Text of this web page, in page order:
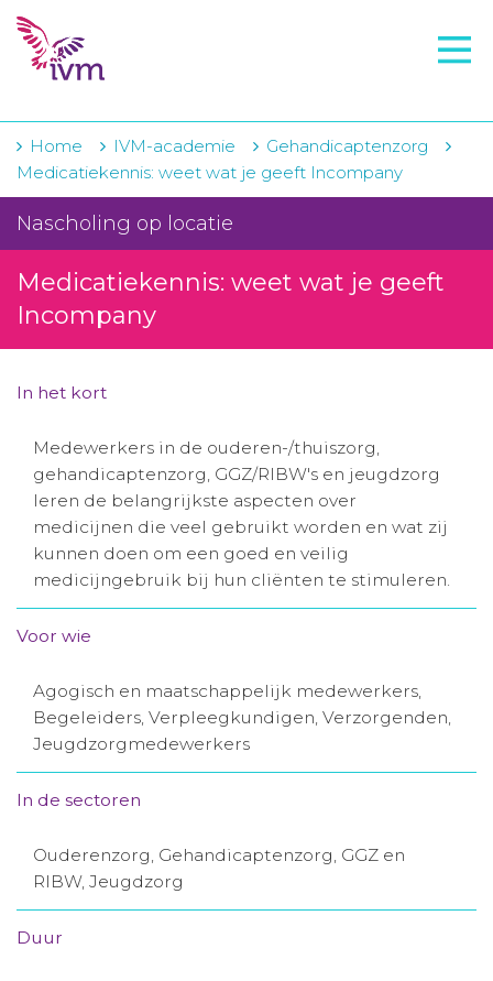
VMI
IVM-academie
Zorginstellingen
Voorschrijfgedrag
Projecten
Over IVM
Winkelwagentje
Aanmelden nieuwsbrief
Inloggen
Home IVM-academie
Gehandicaptenzorg
Medicatiekennis: weet wat je geeft Incompany
Nascholing op locatie
Medicatiekennis: weet wat je geeft
Incompany
In het kort
Medewerkers in de ouderen-/thuiszorg,
gehandicaptenzorg, GGZ/RIBW's en jeugdzorg
leren de belangrijkste aspecten over
medicijnen die veel gebruikt worden en wat zij
kunnen doen om een goed en veilig
medicijngebruik bij hun cliënten te stimuleren.
Voor wie
Agogisch en maatschappelijk medewerkers,
Begeleiders, Verpleegkundigen, Verzorgenden,
Jeugdzorgmedewerkers
In de sectoren
Ouderenzorg, Gehandicaptenzorg, GGZ en
RIBW, Jeugdzorg
Duur